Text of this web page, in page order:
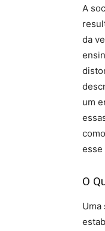
A
da
um
esse
O